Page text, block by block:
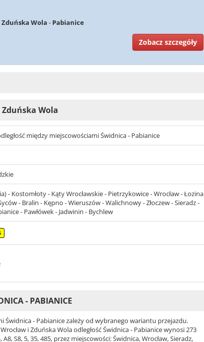
Zduńska Wola - Pabianice
Zobacz szczegóły
Zduńska Wola
między miejscowościami Świdnica - Pabianice
- Kostomłoty - Kąty Wrocławskie - Pietrzykowice - Wrocław - Łozina
- Bralin - Kępno - Wieruszów - Walichnowy - Złoczew - Sieradz -
- Pawłówek - Jadwinin - Bychlew
- PABIANICE
Świdnica - Pabianice zależy od wybranego wariantu przejazdu.
i Zduńska Wola odległość Świdnica - Pabianice wynosi 273
S8, 5, 35, 485, przez miejscowości: Świdnica, Wrocław, Sieradz,